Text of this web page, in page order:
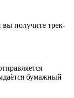
вы получите трек-
бумажный